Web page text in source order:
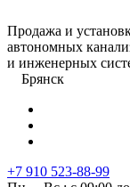
Продажа и
автономных
и инженерных
Брянск
+7 910 523-88-99